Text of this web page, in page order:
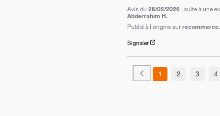
Avis du 26/02/2026 , suite à une
Abderrahim H.
Publié à l'origine sur
Signaler
1 2 3 4